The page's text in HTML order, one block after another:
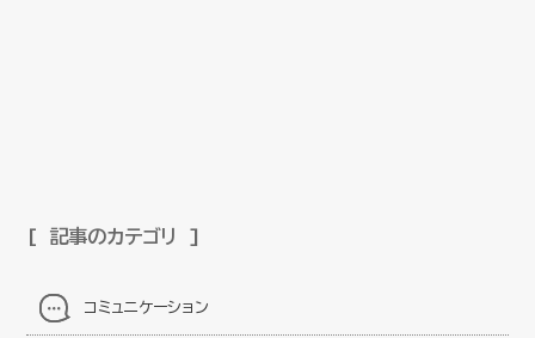
記事のカテゴリ
コミュニケーション